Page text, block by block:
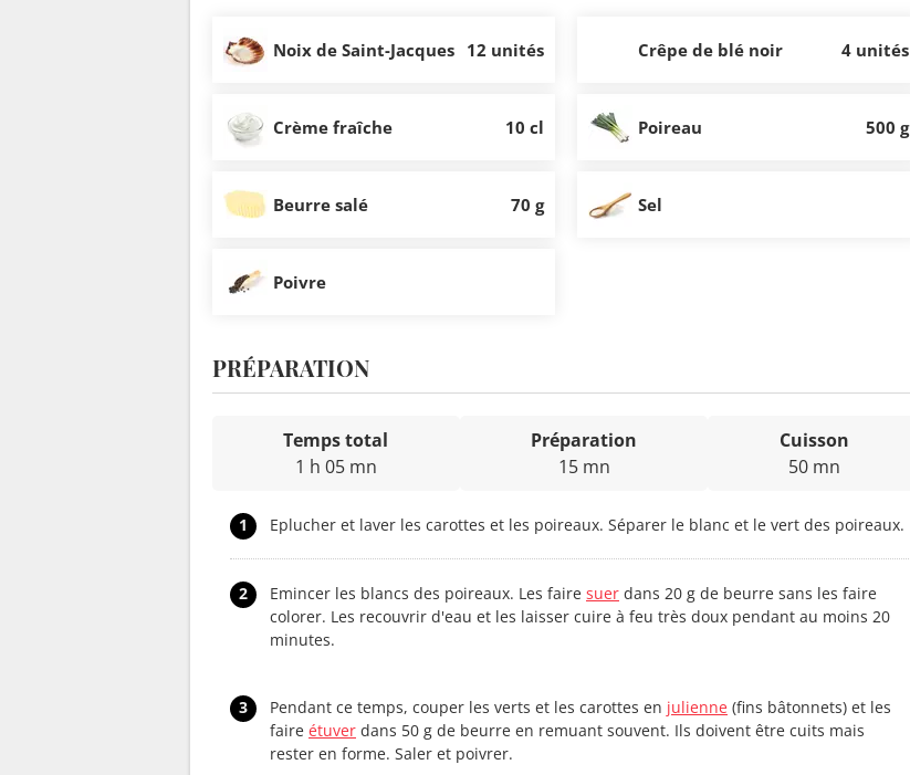
Noix de Saint-Jacques 12 unités Crêpe de blé noir 4 unités
Crème fraîche 10 cl Poireau 500 g
Beurre salé 70 g Sel
Poivre
PRÉPARATION
Temps total
1 h 05 mn
Préparation
15 mn
Cuisson
50 mn
1 Eplucher et laver les carottes et les poireaux. Séparer le blanc et le vert des poireaux.
2 Emincer les blancs des poireaux. Les faire suer dans 20 g de beurre sans les faire
colorer. Les recouvrir d'eau et les laisser cuire à feu très doux pendant au moins 20
minutes.
3 Pendant ce temps, couper les verts et les carottes en julienne (fins bâtonnets) et les
faire étuver dans 50 g de beurre en remuant souvent. Ils doivent être cuits mais
rester en forme. Saler et poivrer.